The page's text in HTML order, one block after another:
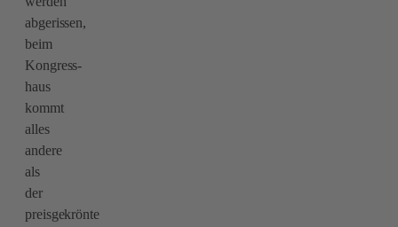
abgerissen,
beim
Kongress-
haus
kommt
alles
andere
als
der
preisgekrönte